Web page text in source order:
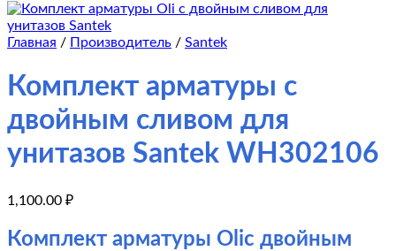
Главная / Производитель / Santek
Комплект арматуры с
двойным сливом для
унитазов Santek WH302106
1,100.00 ₽
Комплект арматуры Oliс двойным